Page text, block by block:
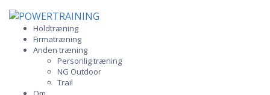
Skip
content
Holdtræning
Firmatræning
Anden træning
Personlig træning
NG Outdoor
Trail